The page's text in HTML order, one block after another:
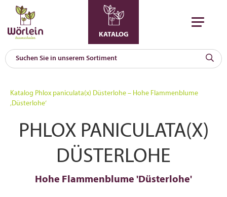
KATALOG
Katalog Phlox paniculata(x) Düsterlohe – Hohe Flammenblume
‚Düsterlohe‘
PHLOX PANICULATA(X)
DÜSTERLOHE
Hohe Flammenblume 'Düsterlohe'